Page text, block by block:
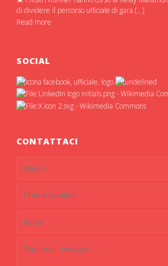
di dividere il percorso ufficiale di gara […]
Read more
SOCIAL
CONTATTACI